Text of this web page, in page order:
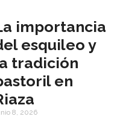
importancia
esquileo y
tradición
en
8, 2026